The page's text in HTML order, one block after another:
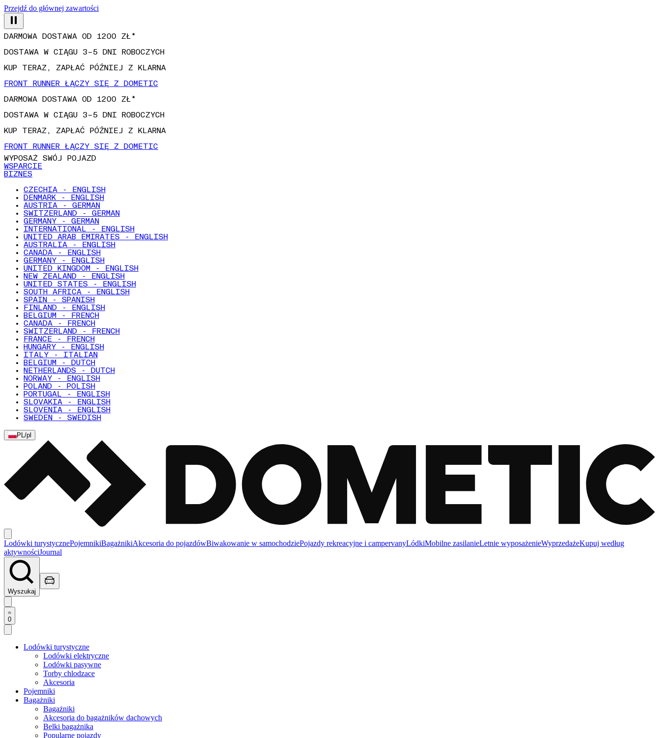
Przejdź do głównej zawartości
DARMOWA DOSTAWA OD 1200 ZŁ*
DOSTAWA W CIĄGU 3–5 DNI ROBOCZYCH
KUP TERAZ, ZAPŁAĆ PÓŹNIEJ Z KLARNA
FRONT RUNNER ŁĄCZY SIĘ Z DOMETIC
DARMOWA DOSTAWA OD 1200 ZŁ*
DOSTAWA W CIĄGU 3–5 DNI ROBOCZYCH
KUP TERAZ, ZAPŁAĆ PÓŹNIEJ Z KLARNA
FRONT RUNNER ŁĄCZY SIĘ Z DOMETIC
WYPOSAŻ SWÓJ POJAZD
WSPARCIE
BIZNES
CZECHIA - ENGLISH
DENMARK - ENGLISH
AUSTRIA - GERMAN
SWITZERLAND - GERMAN
GERMANY - GERMAN
INTERNATIONAL - ENGLISH
UNITED ARAB EMIRATES - ENGLISH
AUSTRALIA - ENGLISH
CANADA - ENGLISH
GERMANY - ENGLISH
UNITED KINGDOM - ENGLISH
NEW ZEALAND - ENGLISH
UNITED STATES - ENGLISH
SOUTH AFRICA - ENGLISH
SPAIN - SPANISH
FINLAND - ENGLISH
BELGIUM - FRENCH
CANADA - FRENCH
SWITZERLAND - FRENCH
FRANCE - FRENCH
HUNGARY - ENGLISH
ITALY - ITALIAN
BELGIUM - DUTCH
NETHERLANDS - DUTCH
NORWAY - ENGLISH
POLAND - POLISH
PORTUGAL - ENGLISH
SLOVAKIA - ENGLISH
SLOVENIA - ENGLISH
SWEDEN - SWEDISH
PL/pl
Lodówki turystycznePojemnikiBagażnikiAkcesoria do pojazdówBiwakowanie w samochodziePojazdy rekreacyjne i campervanyLódkiMobilne zasilanieLetnie wyposażenieWyprzedażeKupuj według
aktywnościJournal
Wyszukaj
0
Lodówki turystyczne
Lodówki elektryczne
Lodówki pasywne
Torby chlodzace
Akcesoria
Pojemniki
Bagażniki
Bagażniki
Akcesoria do bagażników dachowych
Belki bagażnika
Popularne pojazdy